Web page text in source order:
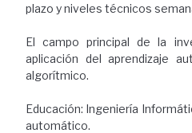
plazo y niveles técnicos
El campo principal de la
aplicación del aprendizaje
algorítmico.
Educación: Ingeniería
automático.